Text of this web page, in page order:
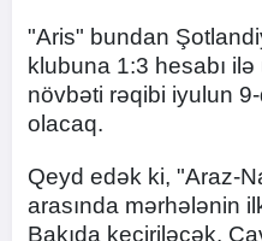
"Aris" bundan
klubuna 1:3 hesabı
növbəti rəqibi iyulun
olacaq.
Qeyd edək ki, "Araz-
arasında mərhələnin
Bakıda keçiriləcək.